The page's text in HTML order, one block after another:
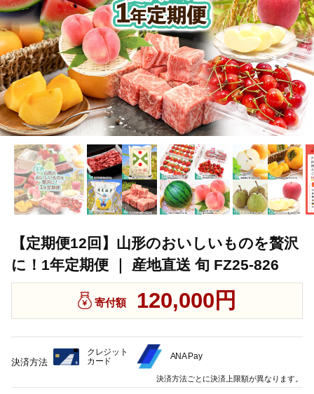
【定期便12回】山形のおいしいものを贅沢
に！1年定期便 ｜ 産地直送 旬 FZ25-826
寄付額 120,000円
決済方法
クレジット
カード
ANA Pay
決済方法ごとに決済上限額が異なります。